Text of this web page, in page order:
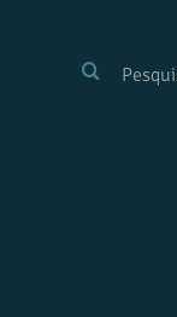
RESULTADOS